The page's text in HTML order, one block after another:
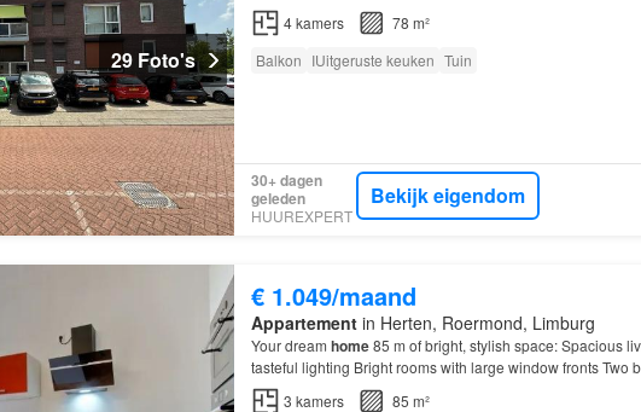
29 Foto's
4kamers
78 m²
Balkon IUitgeruste keuken Tuin
30+ dagen
geleden
HUUREXPERT
Bekijk eigendom
€ 1.049/maand
Appartementin Herten, Roermond, Limburg
Your dream home85 m of bright, stylish space: Spacious
tasteful lighting Bright rooms with large window fronts Two
plus a flexible
home
3 kamers 85 m²